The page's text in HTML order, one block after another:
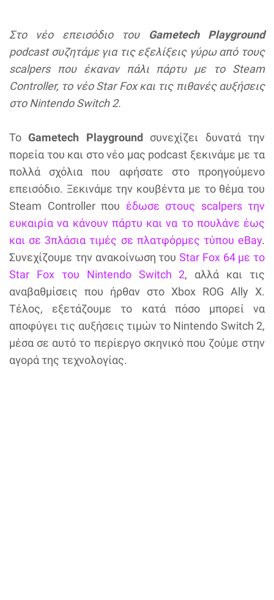
Στο νέο επεισόδιο του
Gametech Playground
podcast συζητάμε για τις εξελίξεις γύρω από τους
scalpers που έκαναν πάλι πάρτυ με το Steam
Controller, το νέο Star Fox και τις πιθανές αυξήσεις
στο Nintendo Switch 2.
ToGametech Playground συνεχίζει δυνατά την
πορεία του και στο νέο μας podcast ξεκινάμε με τα
πολλά σχόλια που αφήσατε στο προηγούμενο
επεισόδιο. Ξεκινάμε την κουβέντα με το θέμα του
Steam Controller που έδωσε στους scalpers την
ευκαιρία να κάνουν πάρτυ και να το πουλάνε έως
και σε 3πλάσια τιμές σε πλατφόρμες τύπου eBay.
Συνεχίζουμε την ανακοίνωση του Star Fox 64 με το
Star Fox του Nintendo Switch 2, αλλά και τις
αναβαθμίσεις που ήρθαν στο Xbox ROG Ally X.
Τέλος, εξετάζουμε το κατά πόσο μπορεί να
αποφύγει τις αυξήσεις τιμών το Nintendo Switch 2,
μέσα σε αυτό το περίεργο σκηνικό που ζούμε στην
αγορά της τεχνολογίας.